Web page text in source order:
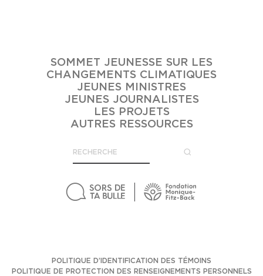
SOMMET JEUNESSE SUR LES
CHANGEMENTS CLIMATIQUES
JEUNES MINISTRES
JEUNES JOURNALISTES
LES PROJETS
AUTRES RESSOURCES
POLITIQUE D’IDENTIFICATION DES TÉMOINS
POLITIQUE DE PROTECTION DES RENSEIGNEMENTS PERSONNELS